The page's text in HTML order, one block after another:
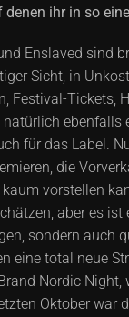
ihr in so
Enslaved
Sicht, in
für das Label.
die
vorstellen
aber es
sondern auch
eine total neue
Nordic
Oktober